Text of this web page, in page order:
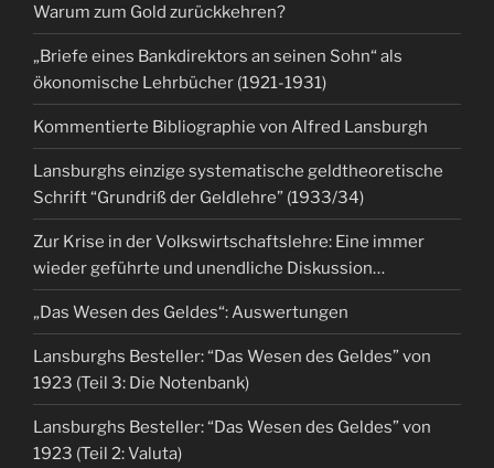
Warum zum Gold zurückkehren?
„Briefe eines Bankdirektors an seinen Sohn“ als
ökonomische Lehrbücher (1921-1931)
Kommentierte Bibliographie von Alfred Lansburgh
Lansburghs einzige systematische geldtheoretische
Schrift “Grundriß der Geldlehre” (1933/34)
Zur Krise in der Volkswirtschaftslehre: Eine immer
wieder geführte und unendliche Diskussion…
„Das Wesen des Geldes“: Auswertungen
Lansburghs Besteller: “Das Wesen des Geldes” von
1923 (Teil 3: Die Notenbank)
Lansburghs Besteller: “Das Wesen des Geldes” von
1923 (Teil 2: Valuta)